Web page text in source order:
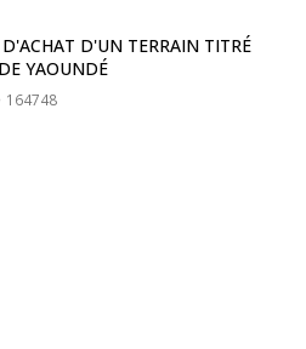
D'UN TERRAIN TITRÉ
YAOUNDÉ
164748